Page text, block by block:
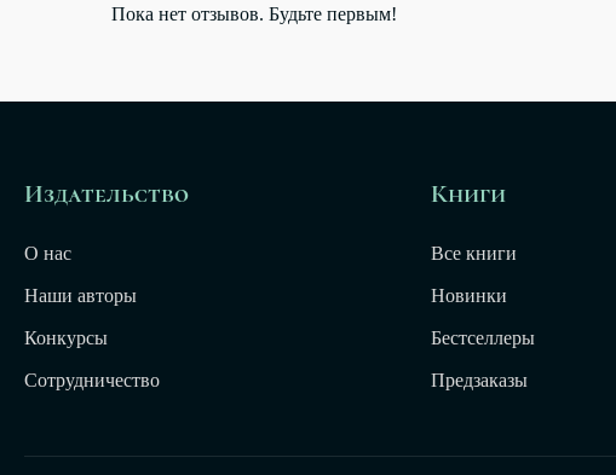
Пока нет отзывов. Будьте первым!
Издательство
О нас
Наши авторы
Конкурсы
Сотрудничество
Книги
Все книги
Новинки
Бестселлеры
Предзаказы